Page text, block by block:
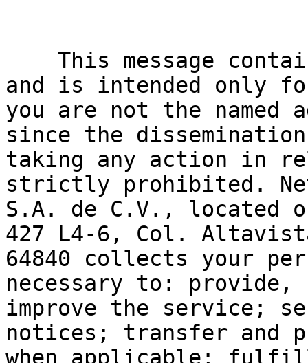
and is intended only
you are not the named
since the
taking any action in
strictly prohibited.
S.A. de C.V., located
427 L4-6, Col.
64840 collects your
necessary to: provide,
improve the service;
notices; transfer and
when applicable;